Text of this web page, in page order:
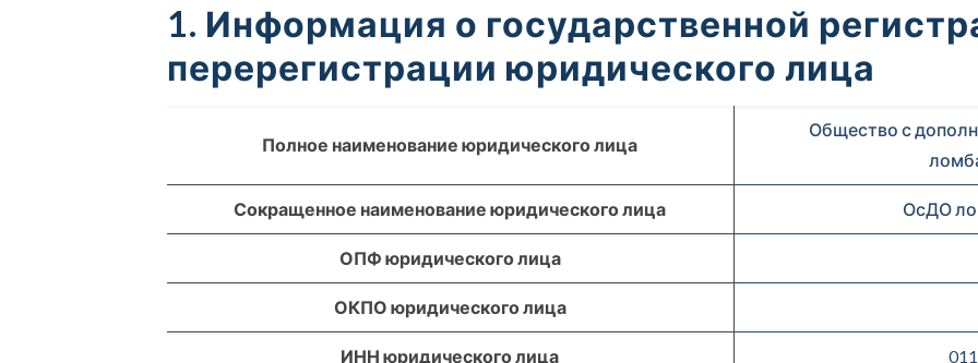
1. Информация о государственной
перерегистрации юридического лица
Полное наименование юридического лица
Общество с
Сокращенное наименование юридического лица ОсДО
ОПФ юридического лица
ОКПО юридического лица
ИНН юридического лица